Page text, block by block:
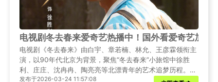
电视剧冬去春来爱奇艺热播中！国外看爱奇艺加载
电视剧《冬去春来》由白宇、章若楠、林允、王彦霖领衔主
演，以90年代北京为背景，聚焦“冬去春来”小旅馆中徐胜
利、庄庄、沈冉冉、陶亮亮等北漂青年的艺术追梦历程。本
文将为您详细介绍《冬去春来》的精彩看点，并为海外用户
发布于2026-03-24 11:57:08